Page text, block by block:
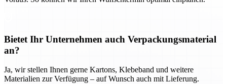
Bietet Ihr Unternehmen auch Verpackungsmaterial
an?
Ja, wir stellen Ihnen gerne Kartons, Klebeband und weitere
Materialien zur Verfügung – auf Wunsch auch mit Lieferung.